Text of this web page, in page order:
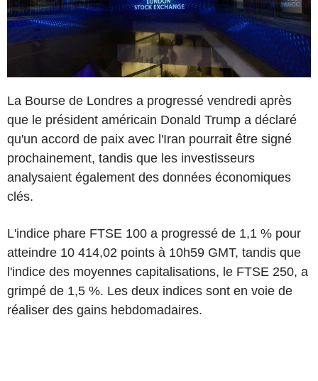
La Bourse de Londres a progressé vendredi après
que le président américain Donald Trump a déclaré
qu'un accord de paix avec l'Iran pourrait être signé
prochainement, tandis que les investisseurs
analysaient également des données économiques
clés.
L'indice phare FTSE 100 a progressé de 1,1 % pour
atteindre 10 414,02 points à 10h59 GMT, tandis que
l'indice des moyennes capitalisations, le FTSE 250, a
grimpé de 1,5 %. Les deux indices sont en voie de
réaliser des gains hebdomadaires.